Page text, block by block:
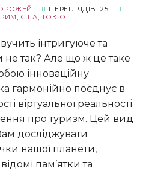
ПЕРЕГЛЯДІВ: 25
РИМ, США, ТОКІО
так? Але що ж це таке
інноваційну
гармонійно поєднує в
віртуальної реальності
про туризм. Цей вид
досліджувати
нашої планети,
пам’ятки та